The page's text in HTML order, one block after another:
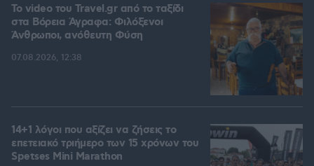
To video του Travel.gr από το ταξίδι
στα Βόρεια Άγραφα: Φιλόξενοι
Άνθρωποι, ανόθευτη Φύση
07.08.2026, 12:38
14+1 λόγοι που αξίζει να ζήσεις το
επετειακό τριήμερο των 15 χρόνων του
Spetses Mini Marathon